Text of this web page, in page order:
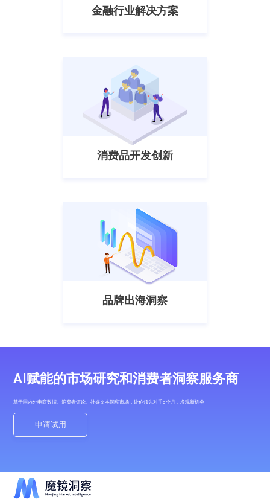
金融行业解决方案
消费品开发创新
品牌出海洞察
AI赋能的市场研究和消费者洞察服务商
基于国内外电商数据、消费者评论、社媒文本洞察市场，让你领先对手6个月，发现新机会
申请试用